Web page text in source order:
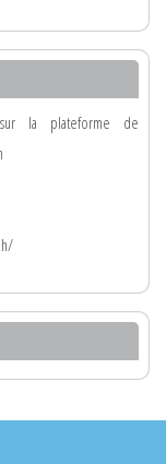
la plateforme de